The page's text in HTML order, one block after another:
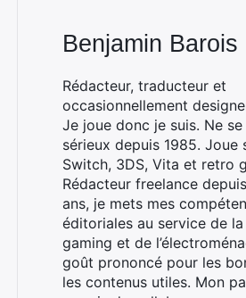
Benjamin Barois
Rédacteur, traducteur et
occasionnellement
Je joue donc je suis. Ne
sérieux depuis 1985. Joue
Switch, 3DS, Vita et retro
Rédacteur freelance
ans, je mets mes
éditoriales au service de
gaming et de
goût prononcé pour les
les contenus utiles. Mon